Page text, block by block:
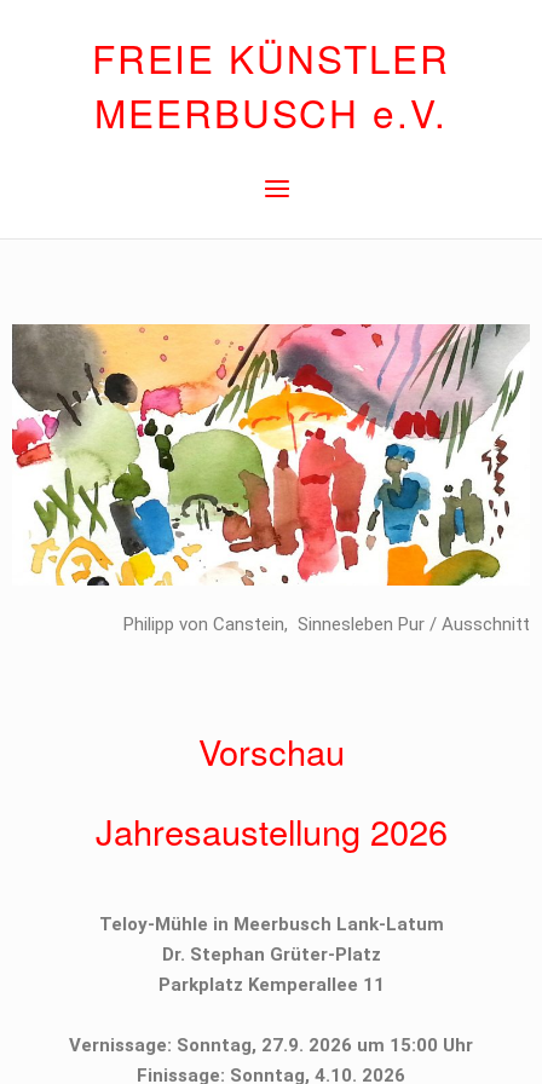
FREIE KÜNSTLER
MEERBUSCH e.V.
Philipp von Canstein, Sinnesleben Pur / Ausschnitt
Vorschau
Jahresaustellung 2026
Teloy-Mühle in Meerbusch Lank-Latum
Dr. Stephan Grüter-Platz
Parkplatz Kemperallee 11
Vernissage: Sonntag, 27.9. 2026 um 15:00 Uhr
Finissage: Sonntag, 4.10. 2026